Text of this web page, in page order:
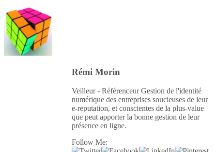
Rémi Morin
Veilleur - Référenceur Gestion de l'identité
numérique des entreprises soucieuses de leur
e-reputation, et conscientes de la plus-value
que peut apporter la bonne gestion de leur
présence en ligne.
Follow Me: